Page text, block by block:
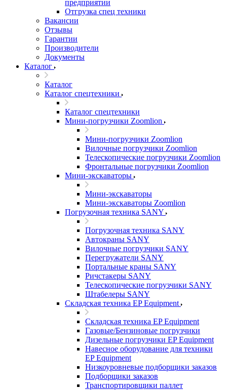
предприятии
Отгрузка спец техники
Вакансии
Отзывы
Гарантии
Производители
Документы
Каталог
Каталог
Каталог спецтехники
Каталог спецтехники
Мини-погрузчики Zoomlion
Мини-погрузчики Zoomlion
Вилочные погрузчики Zoomlion
Телескопические погрузчики Zoomlion
Фронтальные погрузчики Zoomlion
Мини-экскаваторы
Мини-экскаваторы
Мини-экскаваторы Zoomlion
Погрузочная техника SANY
Погрузочная техника SANY
Автокраны SANY
Вилочные погрузчики SANY
Перегружатели SANY
Портальные краны SANY
Ричстакеры SANY
Телескопические погрузчики SANY
Штабелеры SANY
Складская техника EP Equipment
Складская техника EP Equipment
Газовые/Бензиновые погрузчики
Дизельные погрузчики EP Equipment
Навесное оборудование для техники
EP Equipment
Низкоуровневые подборщики заказов
Подборщики заказов
Транспортировщики паллет